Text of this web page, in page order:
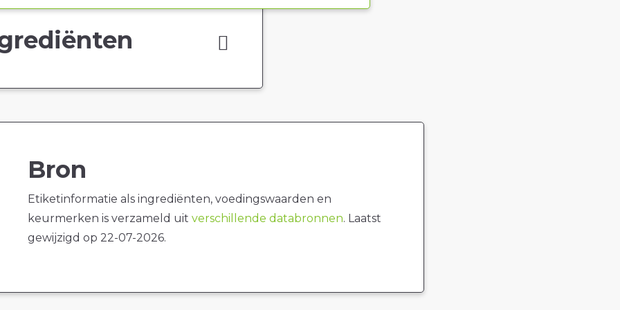
Bron
Etiketinformatie als ingrediënten, voedingswaarden en
keurmerken is verzameld uit verschillende databronnen. Laatst
gewijzigd op 22-07-2026.